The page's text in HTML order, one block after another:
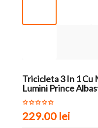
Tricicleta 3 In 1 Cu
Lumini Prince
229.00 lei